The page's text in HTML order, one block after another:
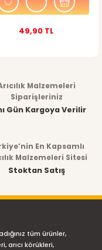
49,90 TL
Malzemeleri
Siparişleriniz
Gün Kargoya Verilir
En Kapsamlı
Malzemeleri Sitesi
Stoktan Satış
tüm ürünler,
arıcı körükleri,